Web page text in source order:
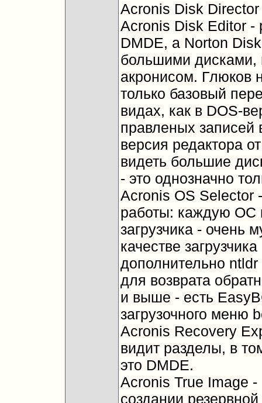
Acronis Disk
Acronis Disk Editor -
DMDE, а Norton
большими дисками,
акронисом. Глюков
только базовый
видах, как в DOS-
правленых записей
версия редактора
видеть большие
- это однозначно
Acronis OS Selector
работы: каждую ОС
загрузчика - очень
качестве
дополнительно
для возврата
и выше - есть
загрузочного меню
Acronis Recovery
видит разделы, в
это DMDE.
Acronis True Image
создании